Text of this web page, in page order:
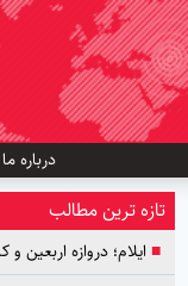
درباره ما
تازه ترین مطالب
■ ایلام؛ دروازه